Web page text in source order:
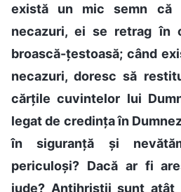
există un mic semn că
necazuri, ei se retrag în
broască-țestoasă; când
necazuri, doresc să
cărțile cuvintelor lui
legat de credința în
în siguranță și
periculoși? Dacă ar fi
iude? Antihriștii sunt atât